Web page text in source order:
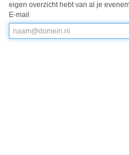
eigen overzicht hebt van al je
E-mail